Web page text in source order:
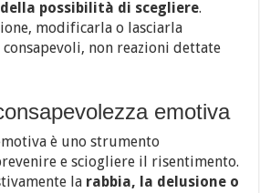
possibilità di scegliere.
modificarla o lasciarla
non reazioni dettate
emotiva
è uno strumento
e sciogliere il risentimento.
la rabbia, la delusione o